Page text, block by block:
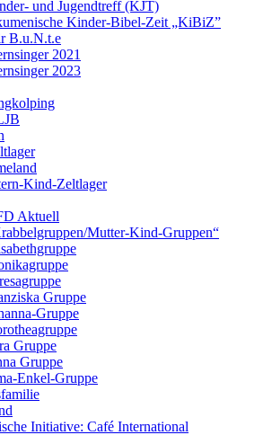
und Jugendtreff (KJT)
Kinder-Bibel-Zeit „KiBiZ”
B.u.N.t.e
2021
2023
Kind-Zeltlager
Aktuell
Mutter-Kind-Gruppen“
Gruppe
Gruppe
Gruppe
Gruppe
Enkel-Gruppe
Initiative: Café International